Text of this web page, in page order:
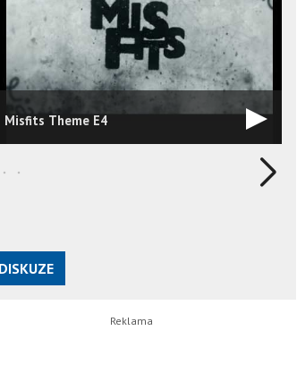
Misfits Theme E4